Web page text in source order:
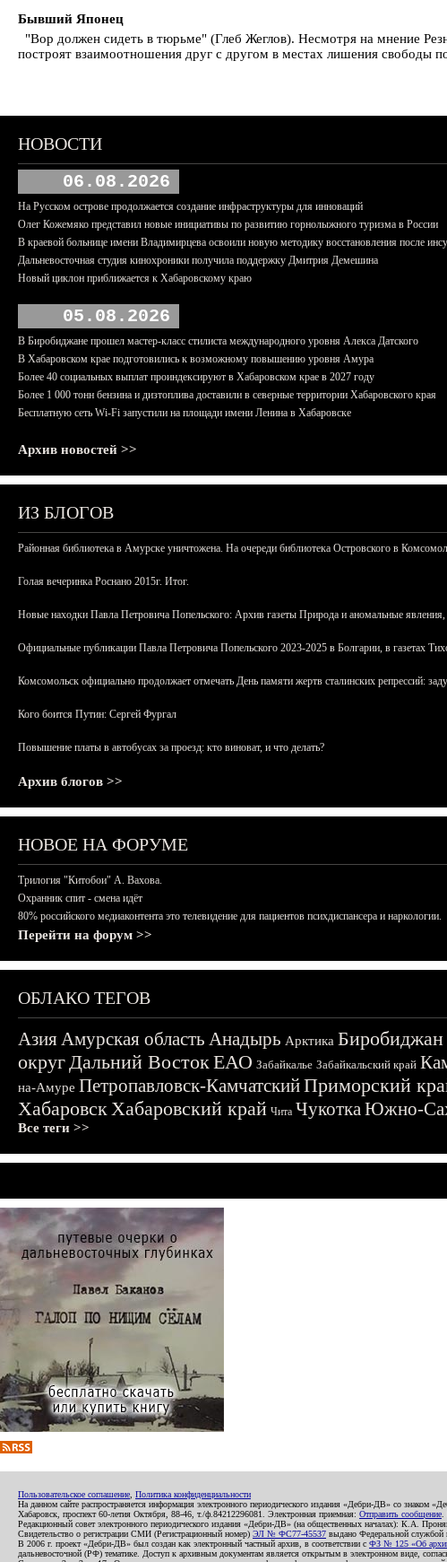
Бывший Японец
"Вор должен сидеть в тюрьме" (Глеб Жеглов). Несмотря на мнение
построят взаимоотношения друг с другом в местах лишения свободы
НОВОСТИ
06.08.2026
На Русском острове продолжается создание инфраструктуры для инноваций
Олег Кожемяко представил новые инициативы по развитию горнолыжного туризма в России
В краевой больнице имени Владимирцева освоили новую методику восстановления после
Дальневосточная студия кинохроники получила поддержку Дмитрия Демешина
Новый циклон приближается к Хабаровскому краю
05.08.2026
В Биробиджане прошел мастер-класс стилиста международного уровня Алекса Датского
В Хабаровском крае подготовились к возможному повышению уровня Амура
Более 40 социальных выплат проиндексируют в Хабаровском крае в 2027 году
Более 1 000 тонн бензина и дизтоплива доставили в северные территории Хабаровского края
Бесплатную сеть Wi-Fi запустили на площади имени Ленина в Хабаровске
Архив новостей >>
ИЗ БЛОГОВ
Районная библиотека в Амурске уничтожена. На очереди библиотека Островского в
Голая вечеринка Роснано 2015г. Итог.
Новые находки Павла Петровича Попельского: Архив газеты Природа и аномальные
Официальные публикации Павла Петровича Попельского 2023-2025 в Болгарии, в газетах
Комсомольск официально продолжает отмечать День памяти жертв сталинских репрессий:
Кого боится Путин: Сергей Фургал
Повышение платы в автобусах за проезд: кто виноват, и что делать?
Архив блогов >>
НОВОЕ НА ФОРУМЕ
Трилогия "Китобои" А. Вахова.
Охранник спит - смена идёт
80% российского медиаконтента это телевидение для пациентов психдиспансера и наркологии.
Перейти на форум >>
ОБЛАКО ТЕГОВ
АзияАмурская область Анадырь Арктика Биробиджан
округДальний ВостокЕАО Забайкалье Забайкальский край
на-Амуре Петропавловск-КамчатскийПриморский
ХабаровскХабаровский край Чита ЧукоткаЮжно-
Все теги >>
Пользовательское соглашение Политика конфиденциальности
На данном сайте распространяется информация электронного периодического издания «Дебри-ДВ» со
Хабаровск, проспект 60-летия Октября, 88-46, т./ф.84212296081. Электронная приемная: Отправить сообщение
Редакционный совет электронного периодического издания «Дебри-ДВ» (на общественных
Свидетельство о регистрации СМИ (Регистрационный номер) ЭЛ № ФС77-45537 выдано Федеральной службой
В 2006 г. проект «Дебри-ДВ» был создан как электронный частный архив, в соответствии с ФЗ № 125 «Об
дальневосточной (РФ) тематике. Доступ к архивным документам является открытым в электронном виде,